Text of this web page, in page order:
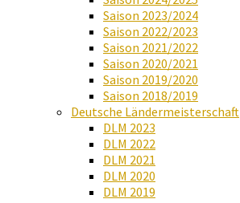
Saison 2023/2024
Saison 2022/2023
Saison 2021/2022
Saison 2020/2021
Saison 2019/2020
Saison 2018/2019
Deutsche Ländermeisterschaft
DLM 2023
DLM 2022
DLM 2021
DLM 2020
DLM 2019